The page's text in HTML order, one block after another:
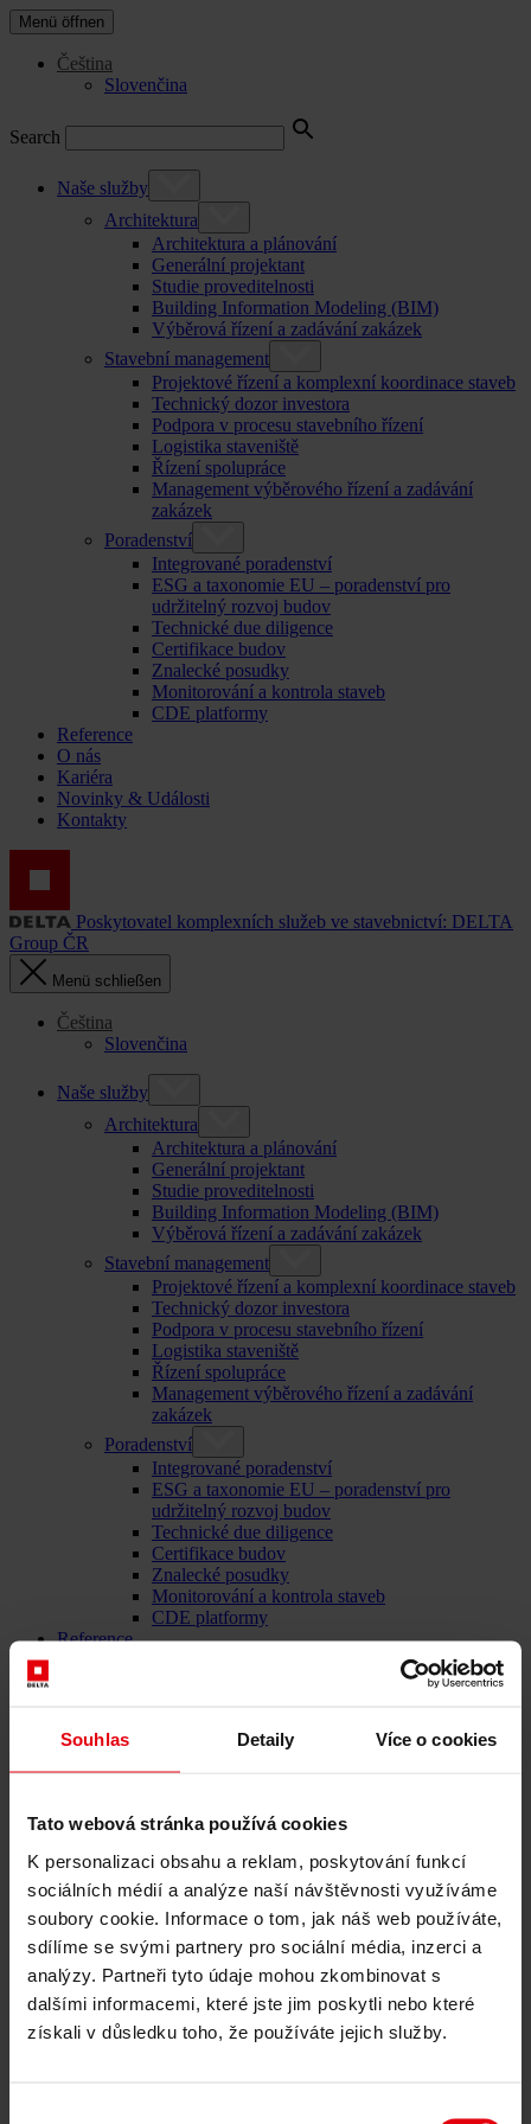
Souhlas Detaily Více o cookies
Tato webová stránka používá cookies
K personalizaci obsahu a reklam, poskytování funkcí
sociálních médií a analýze naší návštěvnosti využíváme
soubory cookie. Informace o tom, jak náš web používáte,
sdílíme se svými partnery pro sociální média, inzerci a
analýzy. Partneři tyto údaje mohou zkombinovat s
dalšími informacemi, které jste jim poskytli nebo které
získali v důsledku toho, že používáte jejich služby.
Menü öffnen
Čeština
Slovenčina
Search
Naše služby
Architektura
Architektura a plánování
Generální projektant
Studie proveditelnosti
Building Information Modeling (BIM)
Výběrová řízení a zadávání zakázek
Stavební management
Projektové řízení a komplexní koordinace staveb
Technický dozor investora
Podpora v procesu stavebního řízení
Logistika staveniště
Řízení spolupráce
Management výběrového řízení a zadávání
zakázek
Poradenství
Integrované poradenství
ESG a taxonomie EU – poradenství pro
udržitelný rozvoj budov
Technické due diligence
Certifikace budov
Znalecké posudky
Monitorování a kontrola staveb
CDE platformy
Reference
O nás
Kariéra
Novinky & Události
Kontakty
Poskytovatel komplexních služeb ve stavebnictví: DELTA
Group ČR
Menü schließen
Čeština
Slovenčina
Naše služby
Architektura
Architektura a plánování
Generální projektant
Studie proveditelnosti
Building Information Modeling (BIM)
Výběrová řízení a zadávání zakázek
Stavební management
Projektové řízení a komplexní koordinace staveb
Technický dozor investora
Podpora v procesu stavebního řízení
Logistika staveniště
Řízení spolupráce
Management výběrového řízení a zadávání
zakázek
Poradenství
Integrované poradenství
ESG a taxonomie EU – poradenství pro
udržitelný rozvoj budov
Technické due diligence
Certifikace budov
Znalecké posudky
Monitorování a kontrola staveb
CDE platformy
Reference
Reference
Městské bydlení Žlutý kopec,
Brno
všechny reference
Detaily projektu
Architektonická soutěž pro městské bydlení v zeleni